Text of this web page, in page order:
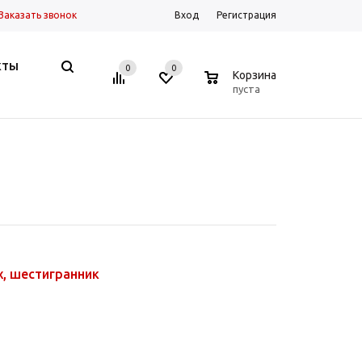
звонок Вход Регистрация
0 0
Корзина
пуста
шестигранник